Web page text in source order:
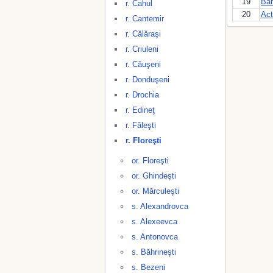
r. Cahul
r. Cantemir
r. Călăraşi
r. Criuleni
r. Căuşeni
r. Donduşeni
r. Drochia
r. Edineţ
r. Făleşti
r. Floreşti
or. Floreşti
or. Ghindeşti
or. Mărculeşti
s. Alexandrovca
s. Alexeevca
s. Antonovca
s. Băhrineşti
s. Bezeni
20